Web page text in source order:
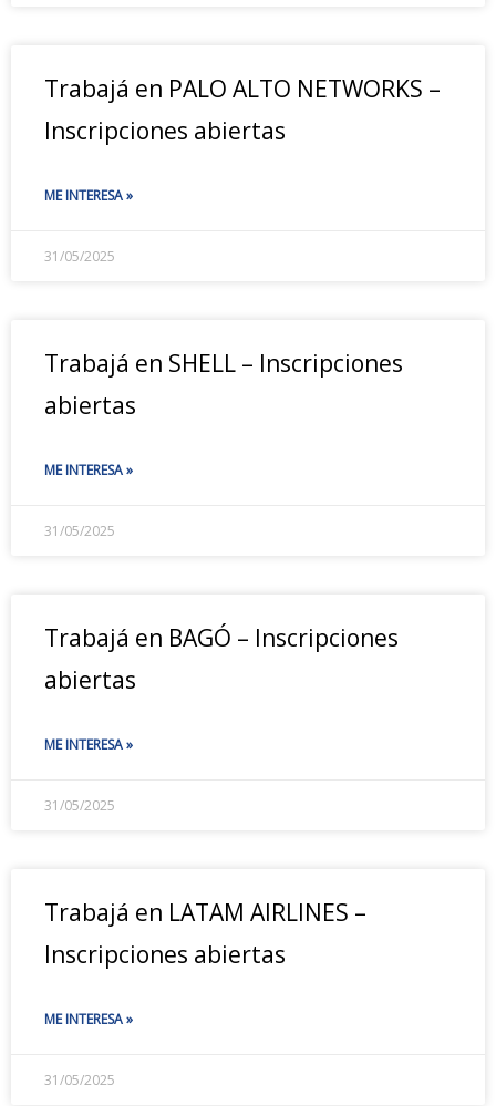
Trabajá en PALO ALTO NETWORKS –
Inscripciones abiertas
ME INTERESA »
31/05/2025
Trabajá en SHELL – Inscripciones
abiertas
ME INTERESA »
31/05/2025
Trabajá en BAGÓ – Inscripciones
abiertas
ME INTERESA »
31/05/2025
Trabajá en LATAM AIRLINES –
Inscripciones abiertas
ME INTERESA »
31/05/2025